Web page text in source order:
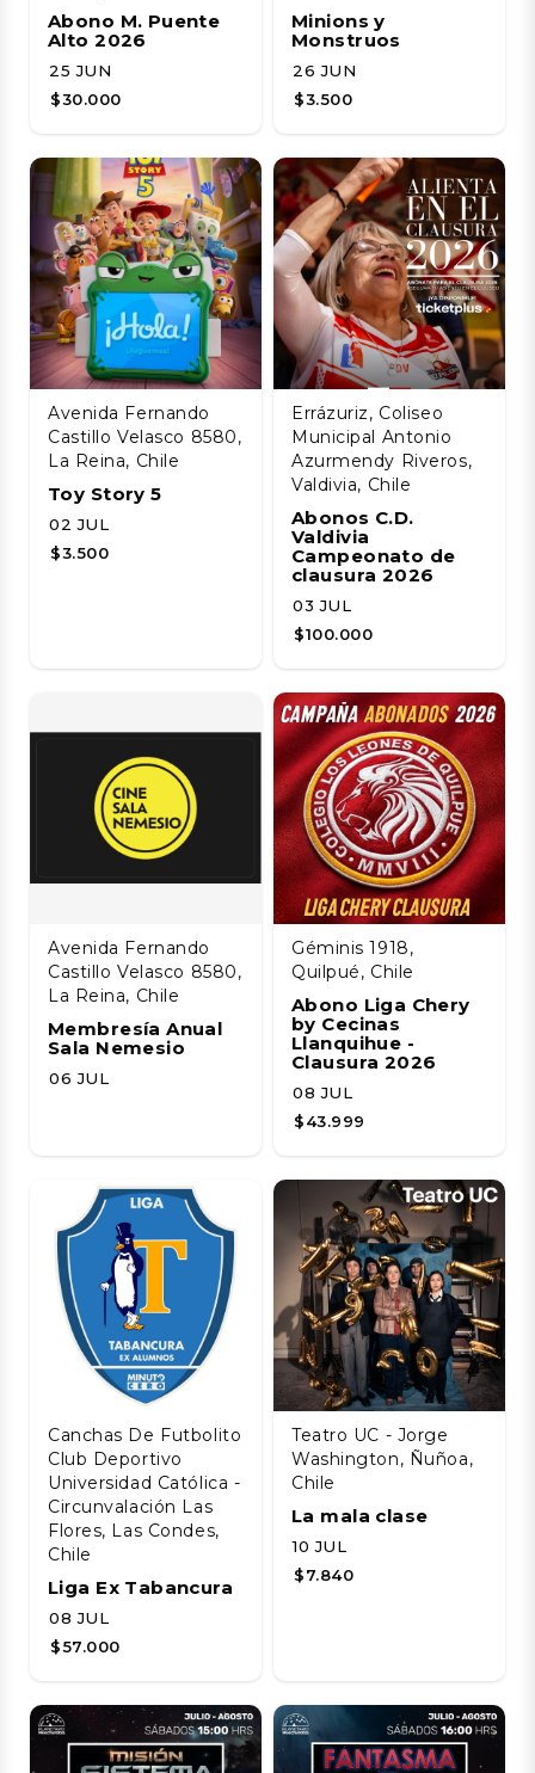
Abono M. Puente
Alto 2026
25 JUN
$30.000
Minions y
Monstruos
26 JUN
$3.500
Avenida Fernando
Castillo Velasco 8580,
La Reina, Chile
Toy Story 5
02 JUL
$3.500
Errázuriz, Coliseo
Municipal Antonio
Azurmendy Riveros,
Valdivia, Chile
Abonos C.D.
Valdivia
Campeonato de
clausura 2026
03 JUL
$100.000
Avenida Fernando
Castillo Velasco 8580,
La Reina, Chile
Membresía Anual
Sala Nemesio
06 JUL
Géminis 1918,
Quilpué, Chile
Abono Liga Chery
by Cecinas
Llanquihue -
Clausura 2026
08 JUL
$43.999
Canchas De Futbolito
Club Deportivo
Universidad Católica -
Circunvalación Las
Flores, Las Condes,
Chile
Liga Ex Tabancura
08 JUL
$57.000
Teatro UC - Jorge
Washington, Ñuñoa,
Chile
La mala clase
10 JUL
$7.840